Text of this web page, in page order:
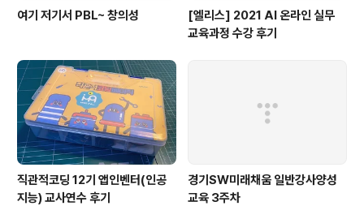
여기 저기서 PBL~ 창의성
[엘리스] 2021 AI 온라인 실무
교육과정 수강 후기
직관적코딩 12기 앱인벤터(인공
지능) 교사연수 후기
경기SW미래채움 일반강사양성
교육 3주차